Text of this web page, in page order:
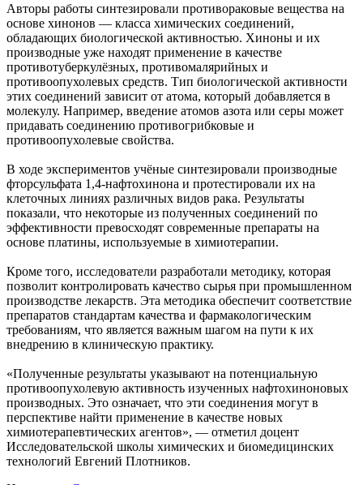
Авторы работы синтезировали противораковые вещества на
основе хинонов — класса химических соединений,
обладающих биологической активностью. Хиноны и их
производные уже находят применение в качестве
противотуберкулёзных, противомалярийных и
противоопухолевых средств. Тип биологической активности
этих соединений зависит от атома, который добавляется в
молекулу. Например, введение атомов азота или серы может
придавать соединению противогрибковые и
противоопухолевые свойства.
В ходе экспериментов учёные синтезировали производные
фторсульфата 1,4-нафтохинона и протестировали их на
клеточных линиях различных видов рака. Результаты
показали, что некоторые из полученных соединений по
эффективности превосходят современные препараты на
основе платины, используемые в химиотерапии.
Кроме того, исследователи разработали методику, которая
позволит контролировать качество сырья при промышленном
производстве лекарств. Эта методика обеспечит соответствие
препаратов стандартам качества и фармакологическим
требованиям, что является важным шагом на пути к их
внедрению в клиническую практику.
«Полученные результаты указывают на потенциальную
противоопухолевую активность изученных нафтохиноновых
производных. Это означает, что эти соединения могут в
перспективе найти применение в качестве новых
химиотерапевтических агентов», — отметил доцент
Исследовательской школы химических и биомедицинских
технологий Евгений Плотников.